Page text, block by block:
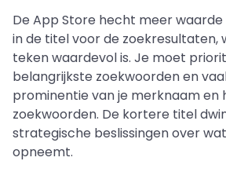
De App Store hecht meer
in de titel voor de zoekresultaten,
teken waardevol is. Je moet
belangrijkste zoekwoorden en
prominentie van je merknaam en
zoekwoorden. De kortere titel
strategische beslissingen over
opneemt.